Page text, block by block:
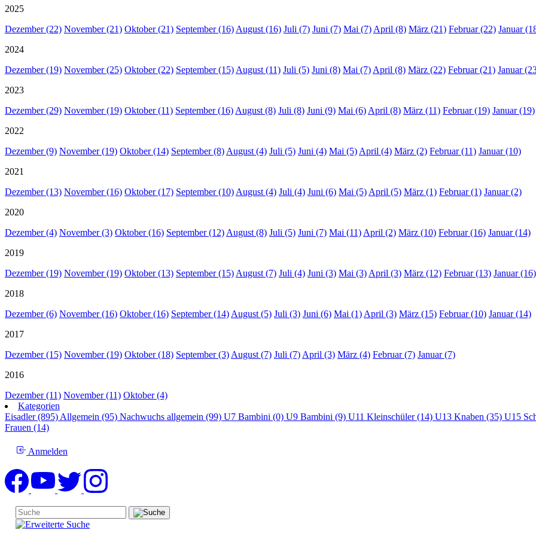
2025
Dezember (22) November (21) Oktober (21) September (16) August (16) Juli (7) Juni (7) Mai (7) April (8) März (21) Februar (22) Januar
2024
Dezember (19) November (25) Oktober (22) September (15) August (11) Juli (5) Juni (8) Mai (7) April (8) März (22) Februar (21) Januar
2023
Dezember (29) November (19) Oktober (11) September (16) August (8) Juli (8) Juni (9) Mai (6) April (8) März (11) Februar (19) Januar (19)
2022
Dezember (9) November (19) Oktober (14) September (8) August (4) Juli (5) Juni (4) Mai (5) April (4) März (2) Februar (11) Januar (10)
2021
Dezember (13) November (16) Oktober (17) September (10) August (4) Juli (4) Juni (6) Mai (5) April (5) März (1) Februar (1) Januar (2)
2020
Dezember (4) November (3) Oktober (16) September (12) August (8) Juli (5) Juni (7) Mai (11) April (2) März (10) Februar (16) Januar (14)
2019
Dezember (19) November (19) Oktober (13) September (15) August (7) Juli (4) Juni (3) Mai (3) April (3) März (12) Februar (13) Januar (16)
2018
Dezember (6) November (16) Oktober (16) September (14) August (5) Juli (3) Juni (6) Mai (1) April (3) März (15) Februar (10) Januar (14)
2017
Dezember (15) November (19) Oktober (18) September (3) August (7) Juli (7) April (3) März (4) Februar (7) Januar (7)
2016
Dezember (11) November (11) Oktober (4)
Kategorien
Eisadler (895) Allgemein (95) Nachwuchs allgemein (99) U7 Bambini (0) U9 Bambini (9) U11 Kleinschüler (14) U13 Knaben (35) U15
Frauen (14)
Anmelden